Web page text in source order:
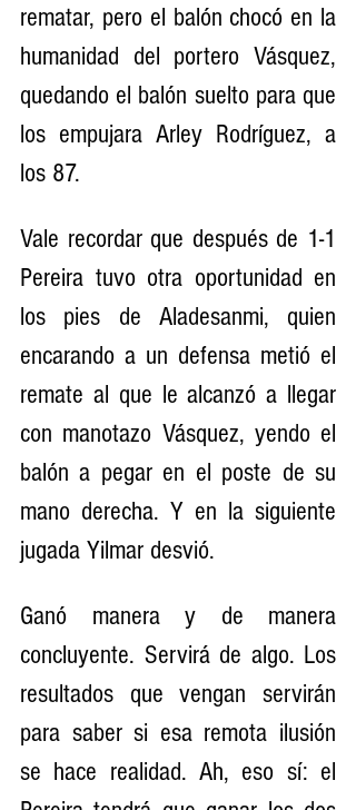
rematar, pero el balón chocó en la
humanidad del portero Vásquez,
quedando el balón suelto para que
los empujara Arley Rodríguez, a
los 87.
Vale recordar que después de 1-1
Pereira tuvo otra oportunidad en
los pies de Aladesanmi, quien
encarando a un defensa metió el
remate al que le alcanzó a llegar
con manotazo Vásquez, yendo el
balón a pegar en el poste de su
mano derecha. Y en la siguiente
jugada Yilmar desvió.
Ganó manera y de manera
concluyente. Servirá de algo. Los
resultados que vengan servirán
para saber si esa remota ilusión
se hace realidad. Ah, eso sí: el